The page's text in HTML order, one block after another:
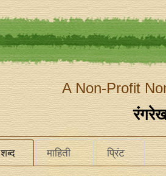
A Non-Profit
शब्द माहिती प्रिंट